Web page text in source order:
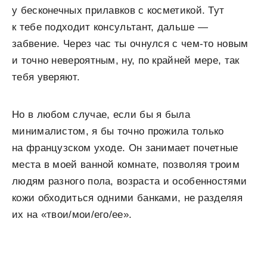
у бесконечных прилавков с косметикой. Тут
к тебе подходит консультант, дальше —
забвение. Через час ты очнулся с чем-то новым
и точно невероятным, ну, по крайней мере, так
тебя уверяют.
Но в любом случае, если бы я была
минималистом, я бы точно прожила только
на французском уходе. Он занимает почетные
места в моей ванной комнате, позволяя троим
людям разного пола, возраста и особенностями
кожи обходиться одними банками, не разделяя
их на «твои/мои/его/ее».